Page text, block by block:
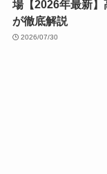
場【2026年最新】
が徹底解説
2026/07/30